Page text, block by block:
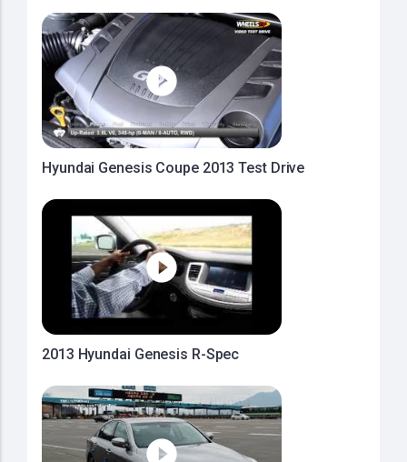
Hyundai Genesis Coupe 2013 Test Drive
2013 Hyundai Genesis R-Spec